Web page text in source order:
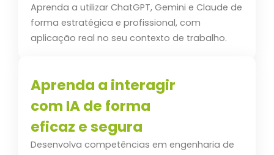
Aprenda a utilizar ChatGPT, Gemini e Claude de
forma estratégica e profissional, com
aplicação real no seu contexto de trabalho.
Aprenda a interagir
com IA de forma
eficaz e segura
Desenvolva competências em engenharia de